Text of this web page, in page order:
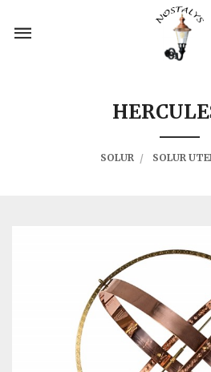
innholdet
SOLUR SOLUR